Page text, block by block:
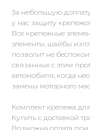
За небольшую
у нас защиту
Все крепежные
элементы, шайбы
позволит не
связанных с этим
автомобиля, когда
замены моторного
Комплект крепежа
Купить с доставкой
Возможна оплата